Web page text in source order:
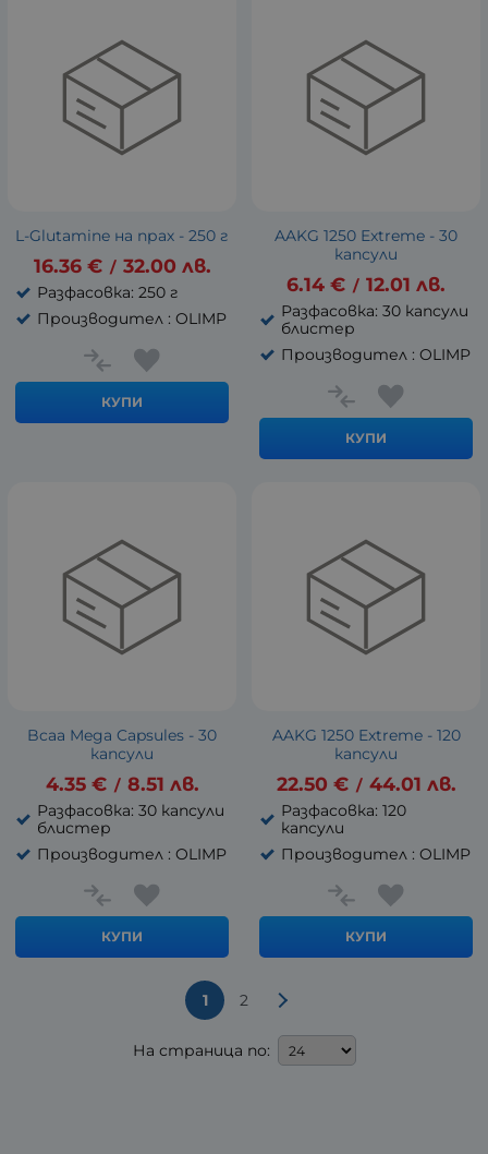
L-Glutamine на прах - 250 г
16.36 € / 32.00 лв.
Разфасовка: 250 г
Производител : OLIMP
КУПИ
AAKG 1250 Extreme - 30
капсули
6.14 € / 12.01 лв.
Разфасовка: 30 капсули
блистер
Производител : OLIMP
КУПИ
Bcaa Mega Capsules - 30
капсули
4.35 € / 8.51 лв.
Разфасовка: 30 капсули
блистер
Производител : OLIMP
КУПИ
AAKG 1250 Extreme - 120
капсули
22.50 € / 44.01 лв.
Разфасовка: 120
капсули
Производител : OLIMP
КУПИ
1 2
На страница по: